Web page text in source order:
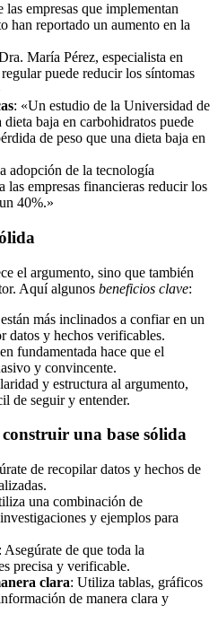
las empresas que implementan
han reportado un aumento en la
María Pérez, especialista en
puede reducir los síntomas
: «Un estudio de la Universidad de
baja en carbohidratos puede
de peso que una dieta baja en
adopción de la tecnología
las empresas financieras reducir los
40%.»
el argumento, sino que también
Aquí algunos beneficios clave:
más inclinados a confiar en un
datos y hechos verificables.
fundamentada hace que el
y convincente.
y estructura al argumento,
de seguir y entender.
una base sólida
de recopilar datos y hechos de
una combinación de
y ejemplos para
: Asegúrate de que toda la
precisa y verificable.
clara: Utiliza tablas, gráficos
de manera clara y